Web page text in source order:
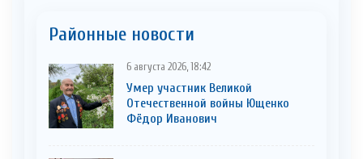
Районные новости
6 августа 2026, 18:42
Умер участник Великой
Отечественной войны Ющенко
Фёдор Иванович